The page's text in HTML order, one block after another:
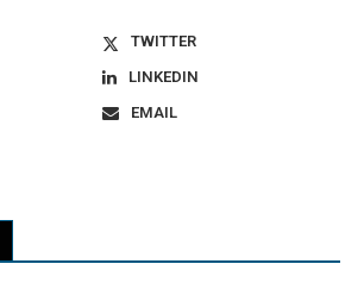
TWITTER
LINKEDIN
EMAIL